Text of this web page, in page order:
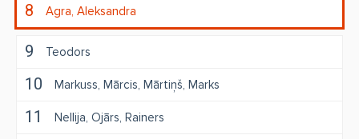
8 Agra Aleksandra
9 Teodors
10 Markuss Mārcis Mārtiņš Marks
11 Nellija Ojārs Rainers